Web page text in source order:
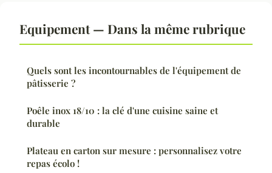
Equipement — Dans la même rubrique
Quels sont les incontournables de l'équipement de
pâtisserie ?
Poêle inox 18/10 : la clé d'une cuisine saine et
durable
Plateau en carton sur mesure : personnalisez votre
repas écolo !